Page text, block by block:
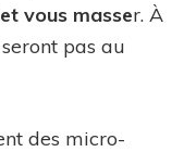
vous masser. À
pas au
des micro-